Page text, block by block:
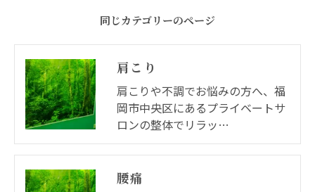
同じカテゴリーのページ
肩こり
肩こりや不調でお悩みの方へ、福
岡市中央区にあるプライベートサ
ロンの整体でリラッ…
腰痛